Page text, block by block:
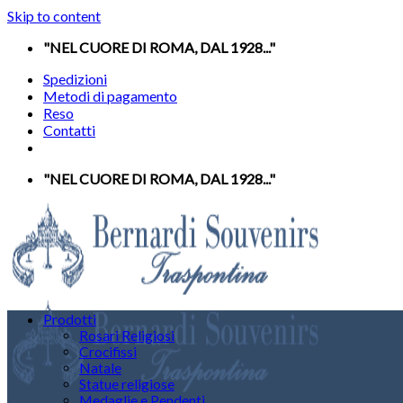
Skip to content
"NEL CUORE DI ROMA, DAL 1928..."
Spedizioni
Metodi di pagamento
Reso
Contatti
"NEL CUORE DI ROMA, DAL 1928..."
Prodotti
Rosari Religiosi
Crocifissi
Natale
Statue religiose